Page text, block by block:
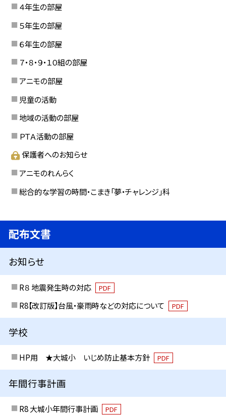
４年生の部屋
５年生の部屋
６年生の部屋
７・８・９・１０組の部屋
アニモの部屋
児童の活動
地域の活動の部屋
ＰＴＡ活動の部屋
保護者へのお知らせ
アニモのれんらく
総合的な学習の時間・こまき「夢・チャレンジ」科
配布文書
お知らせ
R８ 地震発生時の対応 PDF
R8【改訂版】台風・豪雨時などの対応について PDF
学校
HP用 ★大城小 いじめ防止基本方針 PDF
年間行事計画
R8 大城小年間行事計画 PDF